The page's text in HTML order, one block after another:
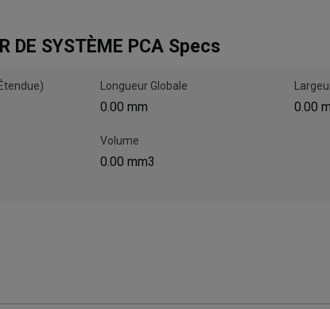
DE SYSTÈME PCA Specs
Longueur Globale
0.00 mm 0.00
Volume
0.00 mm3